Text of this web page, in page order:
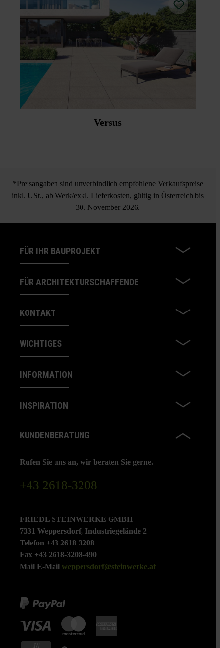
Versus
*Preisangaben sind unverbindlich empfohlene Verkaufspreise
inkl. USt., ab Werk/exkl. Lieferkosten, gültig in Österreich bis
30. November 2026.
FÜR IHR BAUPROJEKT
FÜR ARCHITEKTURSCHAFFENDE
KONTAKT
WICHTIGES
INFORMATION
INSPIRATION
KUNDENBERATUNG
Rufen Sie uns an, wir beraten Sie gerne.
+43 2618-3208
FRIEDL STEINWERKE GMBH
7331 Weppersdorf, Industriegelände 2
Telefon +43 2618-3208
Fax +43 2618-3208-490
Mail E-Mail weppersdorf@steinwerke.at